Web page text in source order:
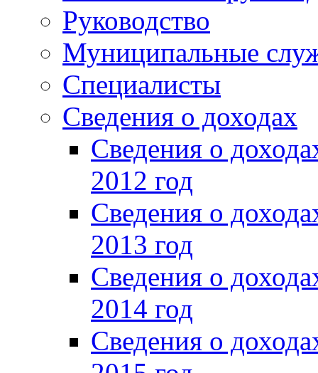
Руководство
Муниципальные
Специалисты
Сведения о доходах
Сведения о
2012 год
Сведения о
2013 год
Сведения о
2014 год
Сведения о